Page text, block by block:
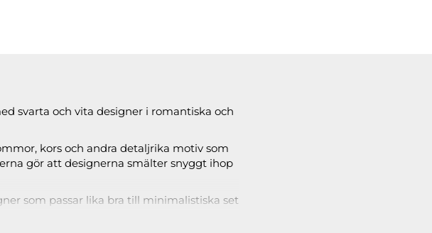
svarta och vita designer i romantiska och
kors och andra detaljrika motiv som
gör att designerna smälter snyggt ihop
som passar lika bra till minimalistiska set